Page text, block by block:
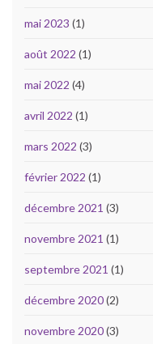
mai 2023 (1)
août 2022 (1)
mai 2022 (4)
avril 2022 (1)
mars 2022 (3)
février 2022 (1)
décembre 2021 (3)
novembre 2021 (1)
septembre 2021 (1)
décembre 2020(2)
novembre 2020(3)